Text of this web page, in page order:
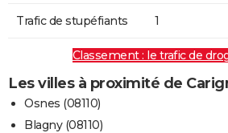
Trafic de stupéfiants 1
Classement : le trafic de
Les villes à proximité de
Osnes (08110)
Blagny (08110)